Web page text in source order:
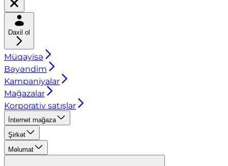
Daxil ol
Müqayisə
Bəyəndim
Kampaniyalar
Mağazalar
Korporativ satışlar
İnternet mağaza
Şirkət
Məlumat